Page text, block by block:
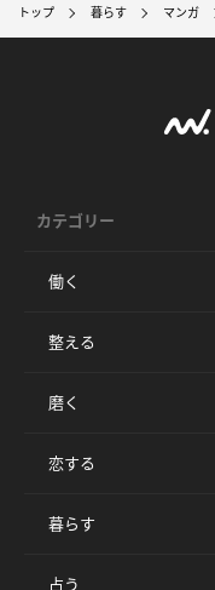
トップ 暮らす マンガ
カテゴリー
働く
整える
磨く
恋する
暮らす
占う